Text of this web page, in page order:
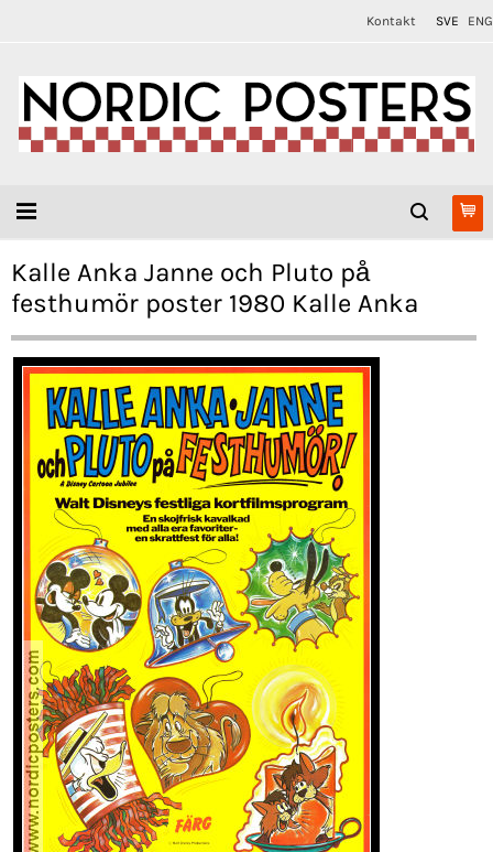
Kontakt SVE ENG
Kalle Anka Janne och Pluto på
festhumör poster 1980 Kalle Anka